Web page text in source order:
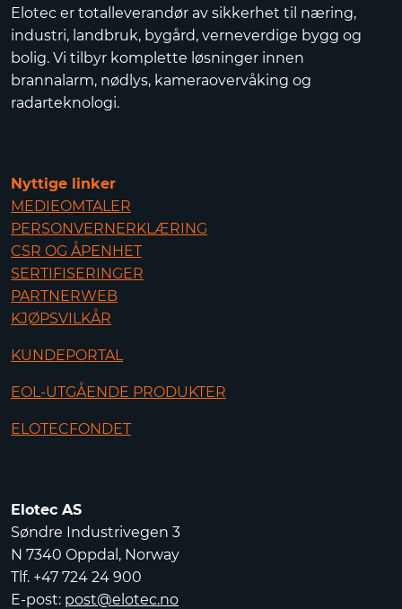
Elotec er totalleverandør av sikkerhet til næring,
industri, landbruk, bygård, verneverdige bygg og
bolig. Vi tilbyr komplette løsninger innen
brannalarm, nødlys, kameraovervåking og
radarteknologi.
Nyttige linker
MEDIEOMTALER
PERSONVERNERKLÆRING
CSR OG ÅPENHET
SERTIFISERINGER
PARTNERWEB
KJØPSVILKÅR
KUNDEPORTAL
EOL-UTGÅENDE PRODUKTER
ELOTECFONDET
Elotec AS
Søndre Industrivegen 3
N 7340 Oppdal, Norway
Tlf. +47 724 24 900
E-post: post@elotec.no